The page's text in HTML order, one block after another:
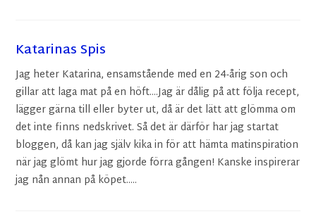
Katarinas Spis
Jag heter Katarina, ensamstående med en 24-årig son och
gillar att laga mat på en höft....Jag är dålig på att följa recept,
lägger gärna till eller byter ut, då är det lätt att glömma om
det inte finns nedskrivet. Så det är därför har jag startat
bloggen, då kan jag själv kika in för att hämta matinspiration
när jag glömt hur jag gjorde förra gången! Kanske inspirerar
jag nån annan på köpet.....